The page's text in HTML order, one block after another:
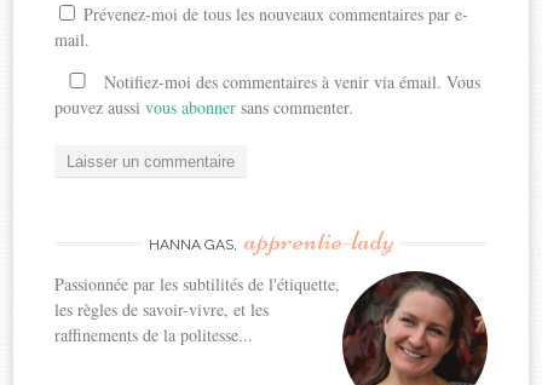
Prévenez-moi de tous les nouveaux commentaires par e-
mail.
Notifiez-moi des commentaires à venir via émail. Vous
pouvez aussivous abonner sans commenter.
HANNA GAS, apprentie-lady
Passionnée par les subtilités de l'étiquette,
les règles de savoir-vivre, et les
raffinements de la politesse...